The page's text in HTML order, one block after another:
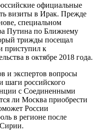
официальные
визиты в Ирак. Прежде
специальном
Путина по Ближнему
трижды посещал
приступил к
в октябре 2018 года.
и экспертов вопросы
шаги российского
с Соединенными
ли Москва приобрести
России
в регионе после